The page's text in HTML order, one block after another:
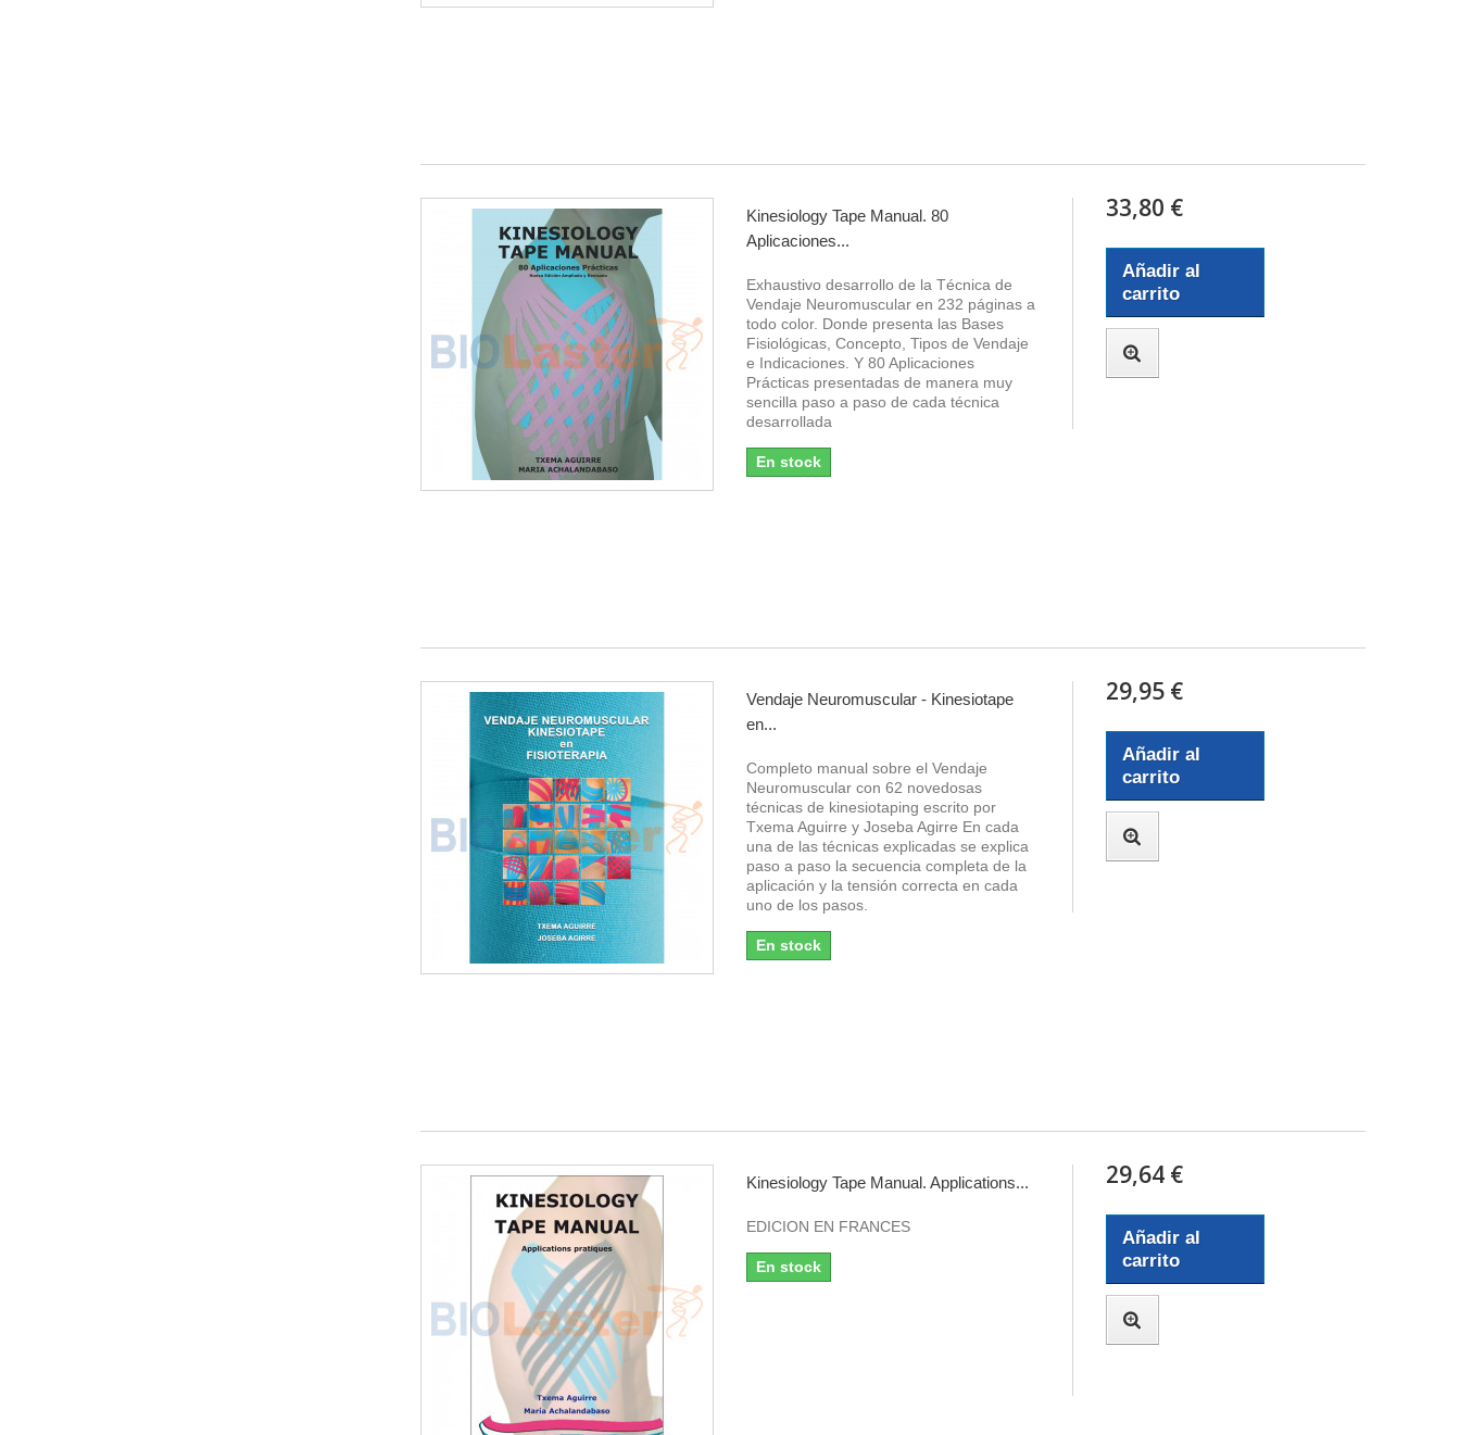
Kinesiology Tape Manual. 80
Aplicaciones...
Exhaustivo desarrollo de la Técnica de
Vendaje Neuromuscular en 232 páginas a
todo color. Donde presenta las Bases
Fisiológicas, Concepto, Tipos de Vendaje
e Indicaciones. Y 80 Aplicaciones
Prácticas presentadas de manera muy
sencilla paso a paso de cada técnica
desarrollada
En stock
33,80 €
Añadir al
carrito
Vendaje Neuromuscular - Kinesiotape
en...
Completo manual sobre el Vendaje
Neuromuscular con 62 novedosas
técnicas de kinesiotaping escrito por
Txema Aguirre y Joseba Agirre En cada
una de las técnicas explicadas se explica
paso a paso la secuencia completa de la
aplicación y la tensión correcta en cada
uno de los pasos.
En stock
29,95 €
Añadir al
carrito
Kinesiology Tape Manual. Applications...
EDICION EN FRANCES
En stock
29,64 €
Añadir al
carrito